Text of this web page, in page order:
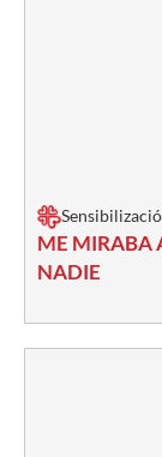
ME MIRABA
NADIE